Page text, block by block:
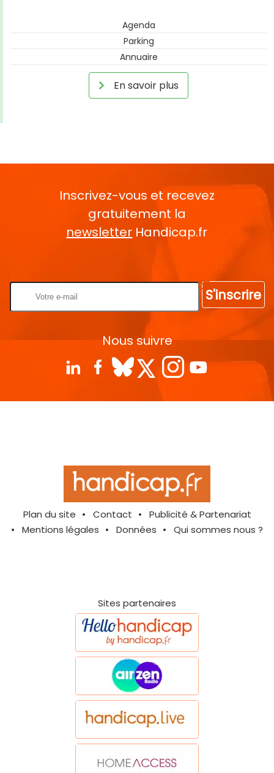
Agenda
Parking
Annuaire
En savoir plus
Inscrivez-vous et recevez
gratuitement la
newsletter Handicap.fr
S'inscrire
Nous suivre
Plan du site Contact
Publicité & Partenariat
Mentions légales
Données Qui sommes nous ?
Sites partenaires